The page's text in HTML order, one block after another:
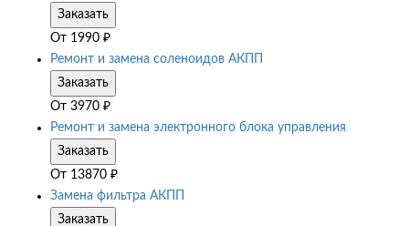
Заказать
От 1990 ₽
Ремонт и замена соленоидов АКПП
Заказать
От 3970 ₽
Ремонт и замена электронного блока управления
Заказать
От 13870 ₽
Замена фильтра АКПП
Заказать